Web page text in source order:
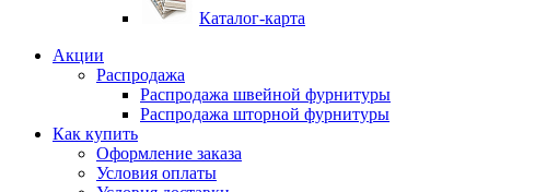
Каталог-карта
Акции
Распродажа
Распродажа швейной фурнитуры
Распродажа шторной фурнитуры
Как купить
Оформление заказа
Условия оплаты